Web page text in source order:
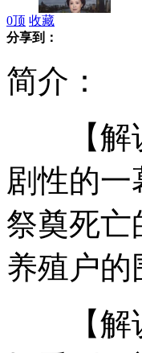
桂林飞车抢劫团
北大回应“院长奸
0顶 收藏
分享到：
简介：
【解说
剧性的
祭奠死亡
养殖户的
【解说